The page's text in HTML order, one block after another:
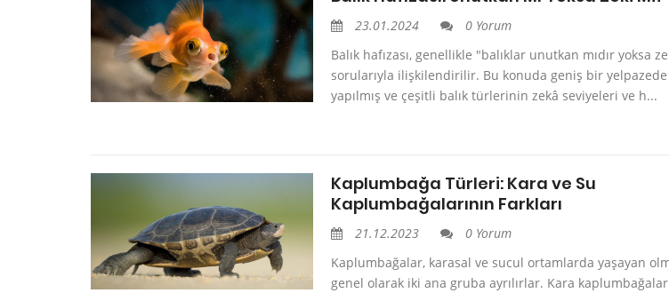
23.01.2024
0 Yorum
Balık hafızası, genellikle "balıklar unutkan mıdır yoksa
sorularıyla ilişkilendirilir. Bu konuda geniş bir
yapılmış ve çeşitli balık türlerinin zekâ seviyeleri ve h...
Kaplumbağa Türleri: Kara ve Su
Kaplumbağalarının Farkları
21.12.2023
0 Yorum
Kaplumbağalar, karasal ve sucul ortamlarda yaşayan
genel olarak iki ana gruba ayrılırlar. Kara